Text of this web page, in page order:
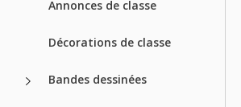
Annonces de classe
Décorations de classe
Bandes dessinées